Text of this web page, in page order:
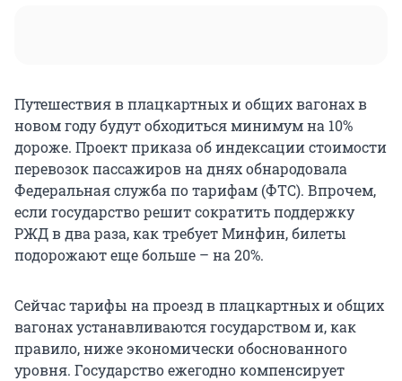
Путешествия в плацкартных и общих вагонах в
новом году будут обходиться минимум на 10%
дороже. Проект приказа об индексации стоимости
перевозок пассажиров на днях обнародовала
Федеральная служба по тарифам (ФТС). Впрочем,
если государство решит сократить поддержку
РЖД в два раза, как требует Минфин, билеты
подорожают еще больше – на 20%.
Сейчас тарифы на проезд в плацкартных и общих
вагонах устанавливаются государством и, как
правило, ниже экономически обоснованного
уровня. Государство ежегодно компенсирует